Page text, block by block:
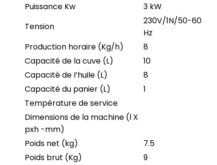
Puissance Kw
3 kW
Tension
230V/1N/50-60
Hz
Production horaire (Kg/h)
8
Capacité de la cuve (L)
10
Capacité de I’huile (L)
8
Capacité du panier (L)
1
Température de service
Dimensions de la machine (l X
pxh -mm)
Poids net (kg)
7.5
Poids brut (Kg)
9